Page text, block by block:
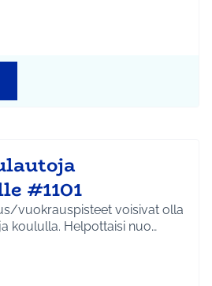
mukaan: Hyrylä
#1101
vuokrauspisteet voisivat olla
koululla. Helpottaisi nuo…
mukaan: Kellokoski